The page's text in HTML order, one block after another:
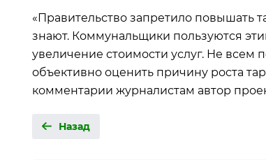
«Правительство запретило повышать
знают. Коммунальщики пользуются
увеличение стоимости услуг. Не всем
объективно оценить причину роста
комментарии журналистам автор
Назад